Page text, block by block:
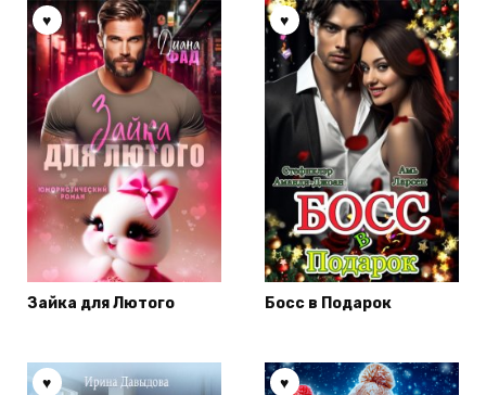
Зайка для Лютого Босс в Подарок